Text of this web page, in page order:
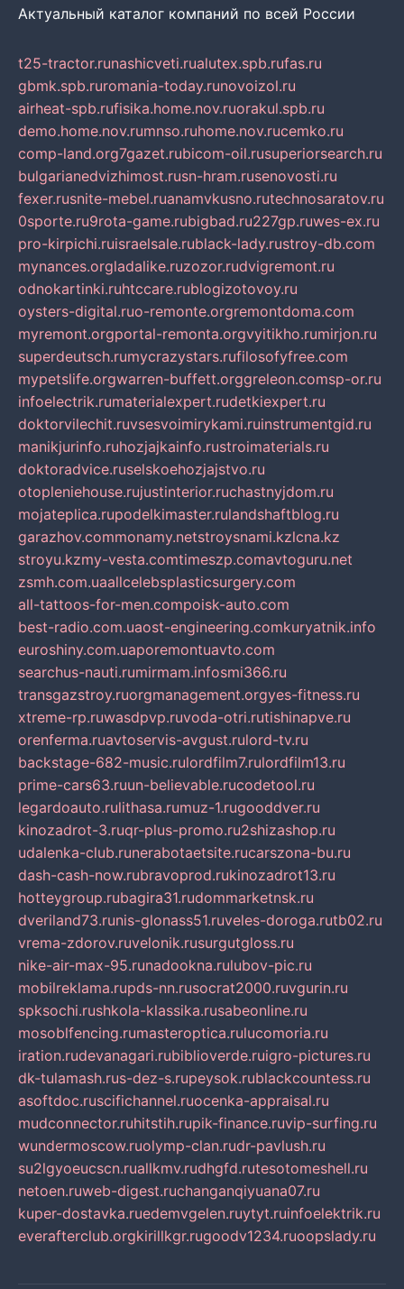
Актуальный каталог компаний по всей России
t25-tractor.runashicveti.rualutex.spb.rufas.ru
gbmk.spb.ruromania-today.runovoizol.ru
airheat-spb.rufisika.home.nov.ruorakul.spb.ru
demo.home.nov.rumnso.ruhome.nov.rucemko.ru
comp-land.org7gazet.rubicom-oil.rusuperiorsearch.ru
bulgarianedvizhimost.rusn-hram.rusenovosti.ru
fexer.rusnite-mebel.ruanamvkusno.rutechnosaratov.ru
0sporte.ru9rota-game.rubigbad.ru227gp.ruwes-ex.ru
pro-kirpichi.ruisraelsale.rublack-lady.rustroy-db.com
mynances.orgladalike.ruzozor.rudvigremont.ru
odnokartinki.ruhtccare.rublogizotovoy.ru
oysters-digital.ruo-remonte.orgremontdoma.com
myremont.orgportal-remonta.orgvyitikho.rumirjon.ru
superdeutsch.rumycrazystars.rufilosofyfree.com
mypetslife.orgwarren-buffett.orggreleon.comsp-or.ru
infoelectrik.rumaterialexpert.rudetkiexpert.ru
doktorvilechit.ruvsesvoimirykami.ruinstrumentgid.ru
manikjurinfo.ruhozjajkainfo.rustroimaterials.ru
doktoradvice.ruselskoehozjajstvo.ru
otopleniehouse.rujustinterior.ruchastnyjdom.ru
mojateplica.rupodelkimaster.rulandshaftblog.ru
garazhov.commonamy.netstroysnami.kzlcna.kz
stroyu.kzmy-vesta.comtimeszp.comavtoguru.net
zsmh.com.uaallcelebsplasticsurgery.com
all-tattoos-for-men.compoisk-auto.com
best-radio.com.uaost-engineering.comkuryatnik.info
euroshiny.com.uaporemontuavto.com
searchus-nauti.rumirmam.infosmi366.ru
transgazstroy.ruorgmanagement.orgyes-fitness.ru
xtreme-rp.ruwasdpvp.ruvoda-otri.rutishinapve.ru
orenferma.ruavtoservis-avgust.rulord-tv.ru
backstage-682-music.rulordfilm7.rulordfilm13.ru
prime-cars63.ruun-believable.rucodetool.ru
legardoauto.rulithasa.rumuz-1.rugooddver.ru
kinozadrot-3.ruqr-plus-promo.ru2shizashop.ru
udalenka-club.runerabotaetsite.rucarszona-bu.ru
dash-cash-now.rubravoprod.rukinozadrot13.ru
hotteygroup.rubagira31.rudommarketnsk.ru
dveriland73.runis-glonass51.ruveles-doroga.rutb02.ru
vrema-zdorov.ruvelonik.rusurgutgloss.ru
nike-air-max-95.runadookna.rulubov-pic.ru
mobilreklama.rupds-nn.rusocrat2000.ruvgurin.ru
spksochi.rushkola-klassika.rusabeonline.ru
mosoblfencing.rumasteroptica.rulucomoria.ru
iration.rudevanagari.rubiblioverde.ruigro-pictures.ru
dk-tulamash.rus-dez-s.rupeysok.rublackcountess.ru
asoftdoc.ruscifichannel.ruocenka-appraisal.ru
mudconnector.ruhitstih.rupik-finance.ruvip-surfing.ru
wundermoscow.ruolymp-clan.rudr-pavlush.ru
su2lgyoeucscn.ruallkmv.rudhgfd.rutesotomeshell.ru
netoen.ruweb-digest.ruchanganqiyuana07.ru
kuper-dostavka.ruedemvgelen.ruytyt.ruinfoelektrik.ru
everafterclub.orgkirillkgr.rugoodv1234.ruoopslady.ru